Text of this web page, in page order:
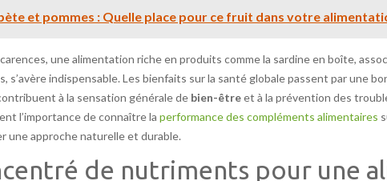
et pommes : Quelle place pour ce fruit dans votre
une alimentation riche en produits comme la sardine en boîte,
s’avère indispensable. Les bienfaits sur la santé globale passent par une
à la sensation générale de bien-êtreet à la prévention des
l’importance de connaître la performance des compléments alimentaires
une approche naturelle et durable.
de nutriments pour une